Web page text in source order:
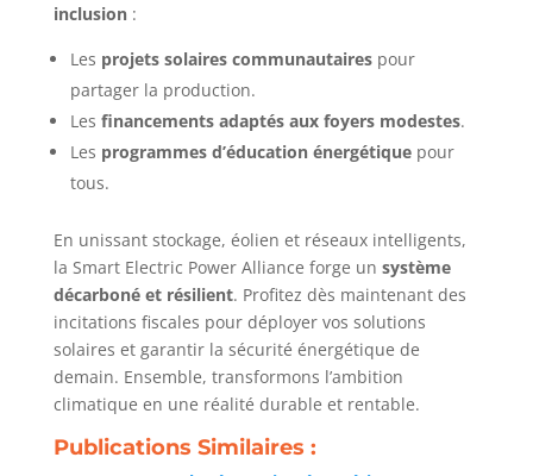
inclusion:
Les projets solaires communautairespour
partager la production.
Les financements adaptés aux foyers modestes.
Les programmes d’éducation énergétiquepour
tous.
En unissant stockage, éolien et réseaux intelligents,
la Smart Electric Power Alliance forge un système
décarboné et résilient. Profitez dès maintenant des
incitations fiscales pour déployer vos solutions
solaires et garantir la sécurité énergétique de
demain. Ensemble, transformons l’ambition
climatique en une réalité durable et rentable.
Publications Similaires :